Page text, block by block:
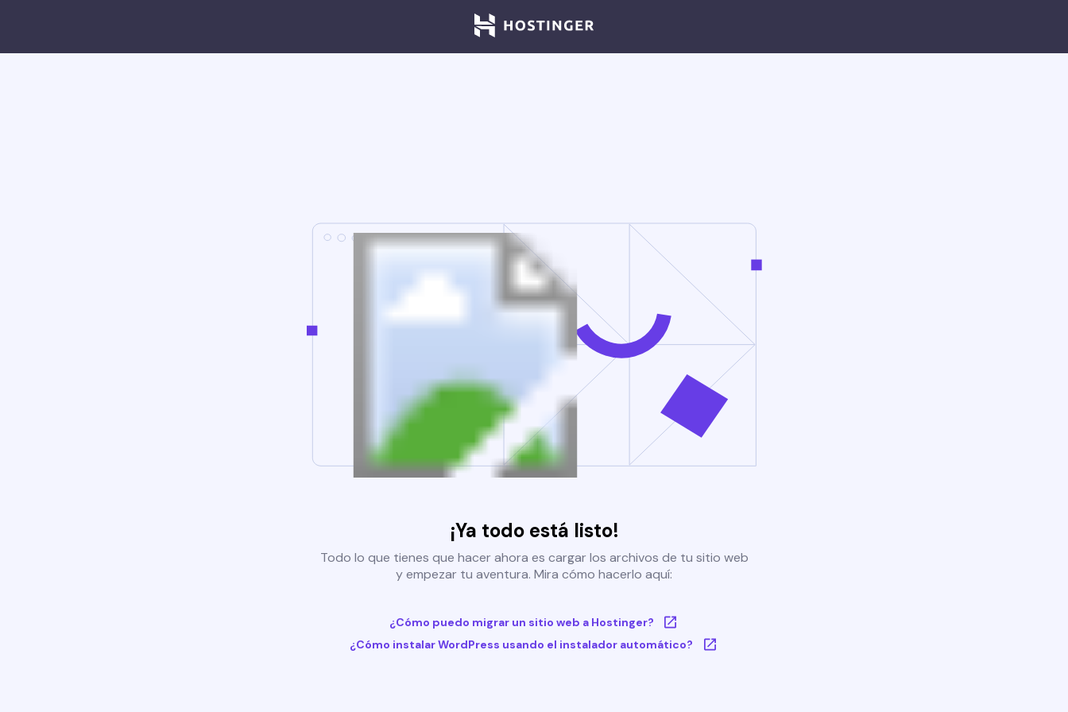
¡Ya todo está listo!
Todo lo que tienes que hacer ahora es cargar los archivos de tu sitio web
y empezar tu aventura. Mira cómo hacerlo aquí:
¿Cómo puedo migrar un sitio web a Hostinger?
¿Cómo instalar WordPress usando el instalador automático?